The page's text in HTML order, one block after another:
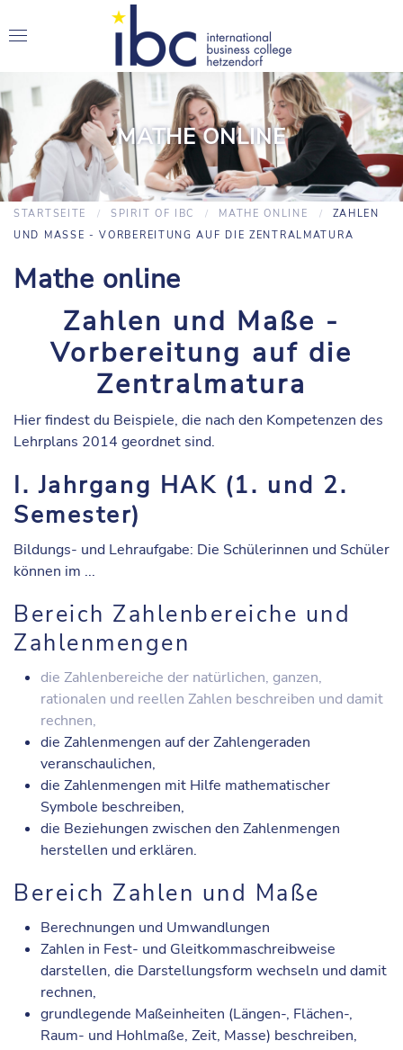
MATHE ONLINE
STARTSEITE SPIRIT OF IBC MATHE ONLINE
ZAHLEN
UND MASSE - VORBEREITUNG AUF DIE ZENTRALMATURA
Mathe online
Zahlen und Maße -
Vorbereitung auf die
Zentralmatura
Hier findest du Beispiele, die nach den Kompetenzen des
Lehrplans 2014 geordnet sind.
I. Jahrgang HAK (1. und 2.
Semester)
Bildungs- und Lehraufgabe: Die Schülerinnen und Schüler
können im ...
Bereich Zahlenbereiche und
Zahlenmengen
die Zahlenbereiche der natürlichen, ganzen,
rationalen und reellen Zahlen beschreiben und damit
rechnen,
die Zahlenmengen auf der Zahlengeraden
veranschaulichen,
die Zahlenmengen mit Hilfe mathematischer
Symbole beschreiben,
die Beziehungen zwischen den Zahlenmengen
herstellen und erklären.
Bereich Zahlen und Maße
Berechnungen und Umwandlungen
Zahlen in Fest- und Gleitkommaschreibweise
darstellen, die Darstellungsform wechseln und damit
rechnen,
grundlegende Maßeinheiten (Längen-, Flächen-,
Raum- und Hohlmaße, Zeit, Masse) beschreiben,